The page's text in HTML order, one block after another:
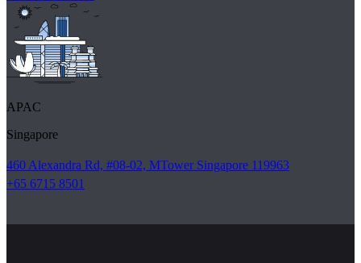
APAC
Singapore
460 Alexandra Rd, #08-02, MTower Singapore 119963
+65 6715 8501